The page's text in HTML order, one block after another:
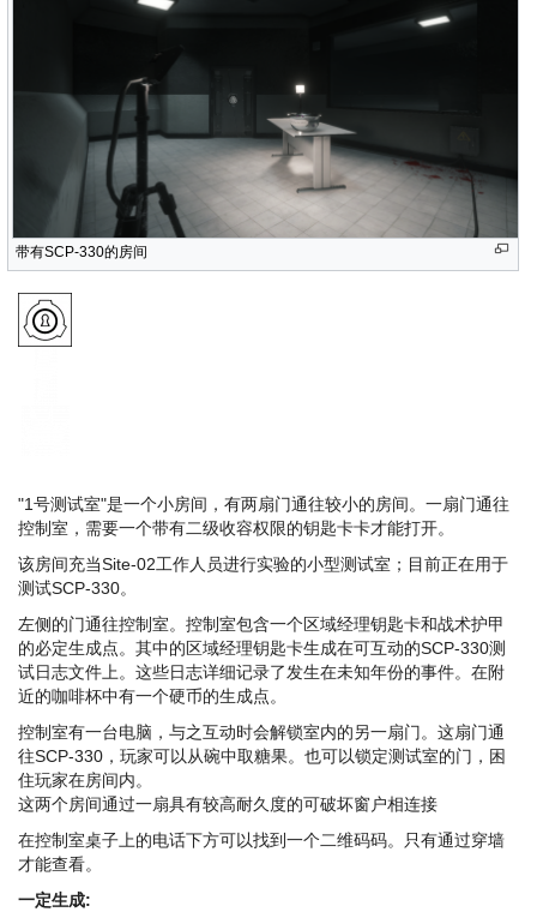
带有SCP-330的房间
"1号测试室"是一个小房间，有两扇门通往较小的房间。一扇门通往
控制室，需要一个带有二级收容权限的钥匙卡卡才能打开。
该房间充当Site-02工作人员进行实验的小型测试室；目前正在用于
测试SCP-330。
左侧的门通往控制室。控制室包含一个区域经理钥匙卡和战术护甲
的必定生成点。其中的区域经理钥匙卡生成在可互动的SCP-330测
试日志文件上。这些日志详细记录了发生在未知年份的事件。在附
近的咖啡杯中有一个硬币的生成点。
控制室有一台电脑，与之互动时会解锁室内的另一扇门。这扇门通
往SCP-330，玩家可以从碗中取糖果。也可以锁定测试室的门，困
住玩家在房间内。
这两个房间通过一扇具有较高耐久度的可破坏窗户相连接
在控制室桌子上的电话下方可以找到一个二维码码。只有通过穿墙
才能查看。
一定生成: